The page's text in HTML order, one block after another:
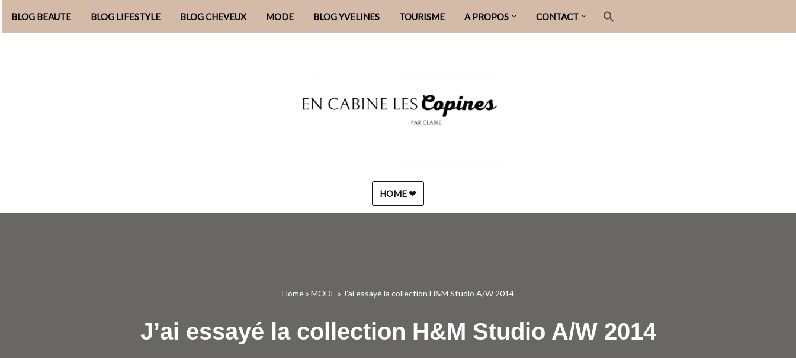
Aller
BLOG BEAUTE BLOG LIFESTYLE BLOG CHEVEUX MODE BLOG YVELINES TOURISME A PROPOS CONTACT
HOME ❤︎
Home» MODE » J’ai essayé la collection H&M Studio A/W 2014
J’ai essayé la collection H&M Studio A/W 2014